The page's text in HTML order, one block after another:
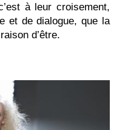
à leur croisement,
et de dialogue, que la
d’être.